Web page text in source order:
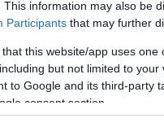
This information may also be
Participants that may further
that this website/app uses
but not limited to
to Google and its third-party
consent section.
tényezőket, amelyek
vagy csüggedtség
Isten hívott téged?